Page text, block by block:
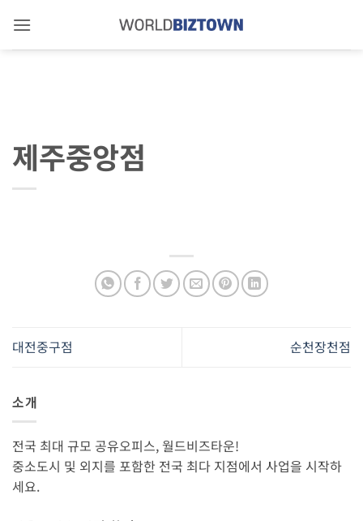
content
제주중앙점
대전중구점 순천장천점
소개
전국 최대 규모 공유오피스, 월드비즈타운!
중소도시 및 외지를 포함한 전국 최다 지점에서 사업을 시작하
세요.